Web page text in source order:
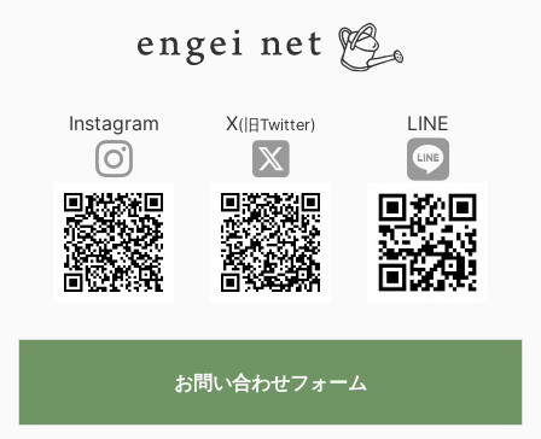
Instagram X(旧Twitter) LINE
お問い合わせフォーム